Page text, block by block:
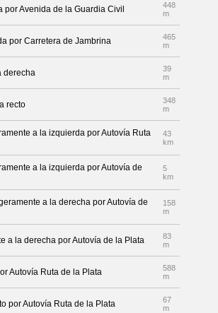
por Avenida de la Guardia Civil
448
m
por Carretera de Jambrina
465
m
derecha
39
m
recto
348
m
a la izquierda por Autovía Ruta
43
km
a la izquierda por Autovía de
5
km
a la derecha por Autovía de
158
m
a la derecha por Autovía de la Plata
83
m
Autovía Ruta de la Plata
588
m
por Autovía Ruta de la Plata
67
m